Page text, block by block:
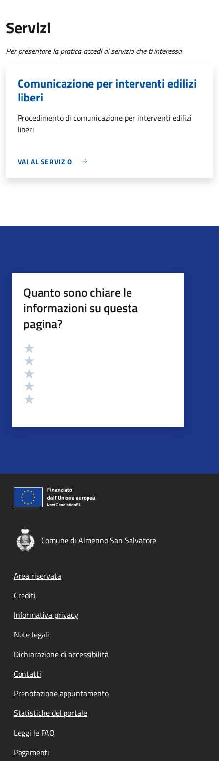
Servizi
Per presentare la pratica accedi al servizio che ti interessa
Comunicazione per interventi edilizi
liberi
Procedimento di comunicazione per interventi edilizi
liberi
VAI AL SERVIZIO
Quanto sono chiare le
informazioni su questa
pagina?
Valutazione
Comune di Almenno San Salvatore
Footer menu
Area riservata
Crediti
Informativa privacy
Note legali
Dichiarazione di accessibilità
Contatti
Prenotazione appuntamento
Statistiche del portale
Leggi le FAQ
Pagamenti